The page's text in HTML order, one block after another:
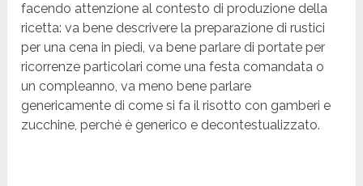
facendo attenzione al contesto di produzione della
ricetta: va bene descrivere la preparazione di rustici
per una cena in piedi, va bene parlare di portate per
ricorrenze particolari come una festa comandata o
un compleanno, va meno bene parlare
genericamente di come si fa il risotto con gamberi e
zucchine, perché è generico e decontestualizzato.